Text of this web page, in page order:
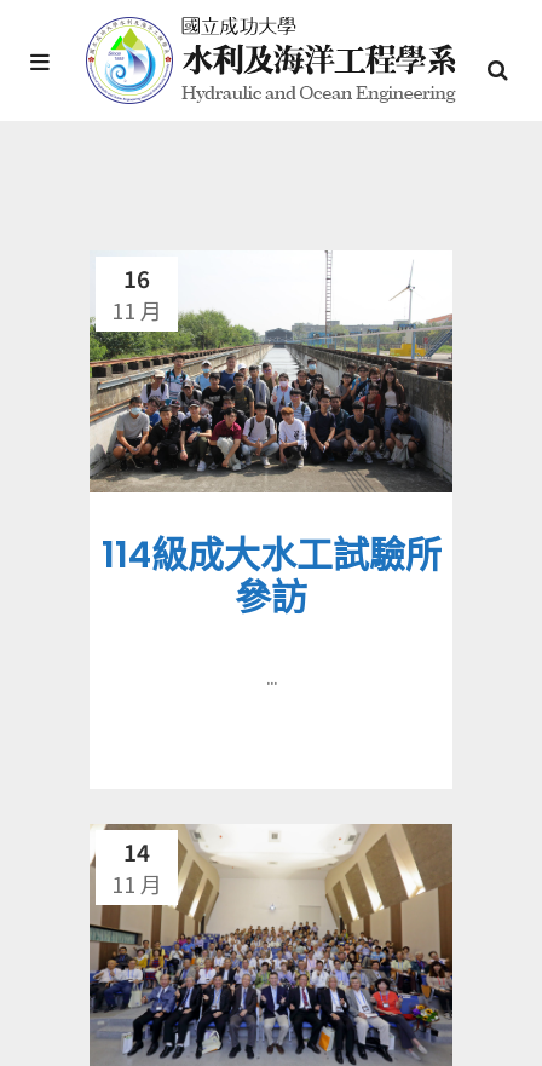
16
11 月
114級成大水工試驗所
參訪
...
14
11 月